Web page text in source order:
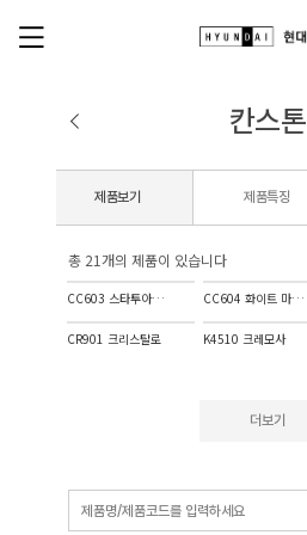
칸스톤
제품보기 제품특징
총 21개의 제품이 있습니다
CC603 스타투아리오 골드 CC604 화이트 마카우바스
CR901 크리스탈로 K4510 크레모사
더보기